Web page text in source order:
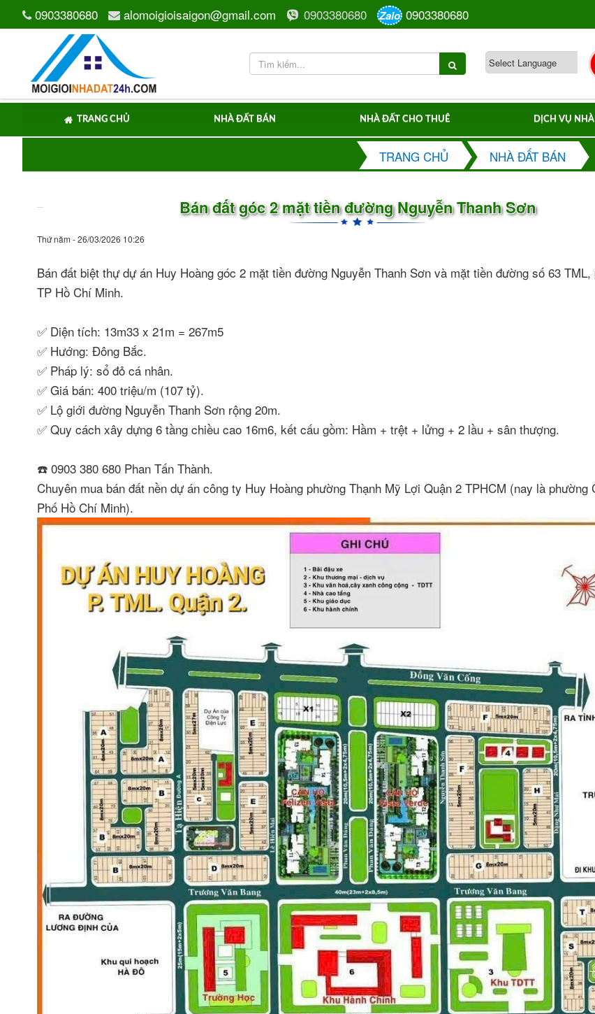
0903380680 alomoigioisaigon@gmail.com 0903380680 Zalo 0903380680
TRANG CHỦ NHÀ ĐẤT BÁN NHÀ ĐẤT CHO THUÊ DỊCH VỤ
TRANG CHỦ NHÀ ĐẤT BÁN
Bán đất góc 2 mặt tiền đường Nguyễn Thanh Sơn
Thứ năm - 26/03/2026 10:26
Bán đất biệt thự dự án Huy Hoàng góc 2 mặt tiền đường Nguyễn Thanh Sơn và mặt tiền đường số 63
TP Hồ Chí Minh.
✅ Diện tích: 13m33 x 21m = 267m5
✅ Hướng: Đông Bắc.
✅ Pháp lý: sổ đỏ cá nhân.
✅ Giá bán: 400 triệu/m (107 tỷ).
✅ Lộ giới đường Nguyễn Thanh Sơn rộng 20m.
✅ Quy cách xây dựng 6 tầng chiều cao 16m6, kết cấu gồm: Hầm + trệt + lửng + 2 lầu + sân thượng.
☎️ 0903 380 680 Phan Tấn Thành.
Chuyên mua bán đất nền dự án công ty Huy Hoàng phường Thạnh Mỹ Lợi Quận 2 TPHCM (nay là phường
Phố Hồ Chí Minh).